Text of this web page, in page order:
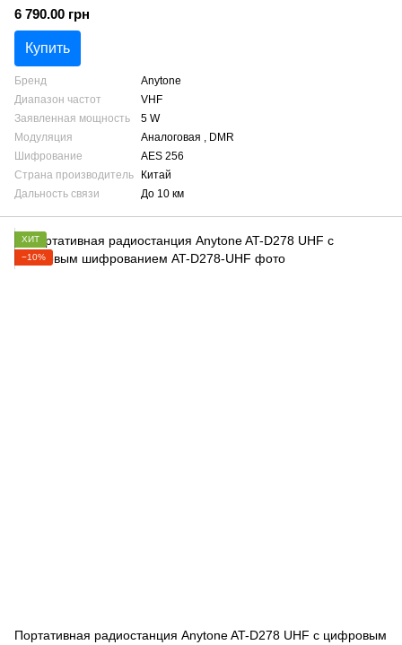
6 790.00 грн
Купить
Бренд
Anytone
Диапазон частот
VHF
Заявленная мощность
5 W
Модуляция
Аналоговая , DMR
Шифрование
AES 256
Страна производитель
Китай
Дальность связи
До 10 км
ХИТ
−10%
Портативная радиостанция Anytone AT-D278 UHF с цифровым